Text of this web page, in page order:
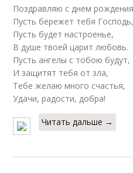
Поздравляю с днем
Пусть бережет тебя Господь,
Пусть будет настроенье,
В душе твоей царит любовь.
Пусть ангелы с тобою будут,
И защитят тебя от зла,
Тебе желаю много счастья,
Удачи, радости, добра!
Читать дальше →